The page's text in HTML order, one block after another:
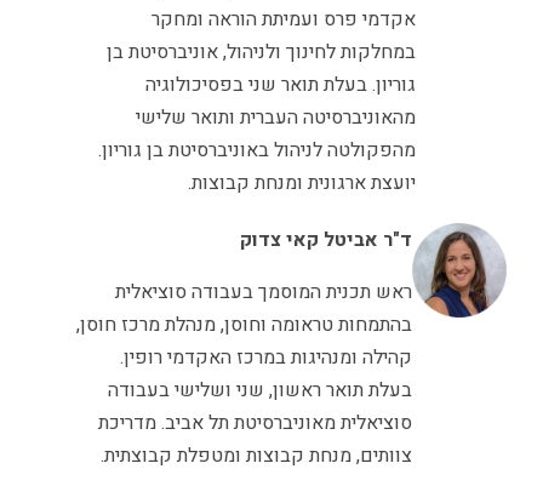
אקדמי פרס ועמיתת הוראה ומחקר
במחלקות לחינוך ולניהול, אוניברסיטת בן
גוריון. בעלת תואר שני בפסיכולוגיה
מהאוניברסיטה העברית ותואר שלישי
מהפקולטה לניהול באוניברסיטת בן גוריון.
יועצת ארגונית ומנחת קבוצות.
ד"ר אביטל קאי צדוק
ראש תכנית המוסמך בעבודה סוציאלית
בהתמחות טראומה וחוסן, מנהלת מרכז חוסן,
קהילה ומנהיגות במרכז האקדמי רופין.
בעלת תואר ראשון, שני ושלישי בעבודה
סוציאלית מאוניברסיטת תל אביב. מדריכת
צוותים, מנחת קבוצות ומטפלת קבוצתית.